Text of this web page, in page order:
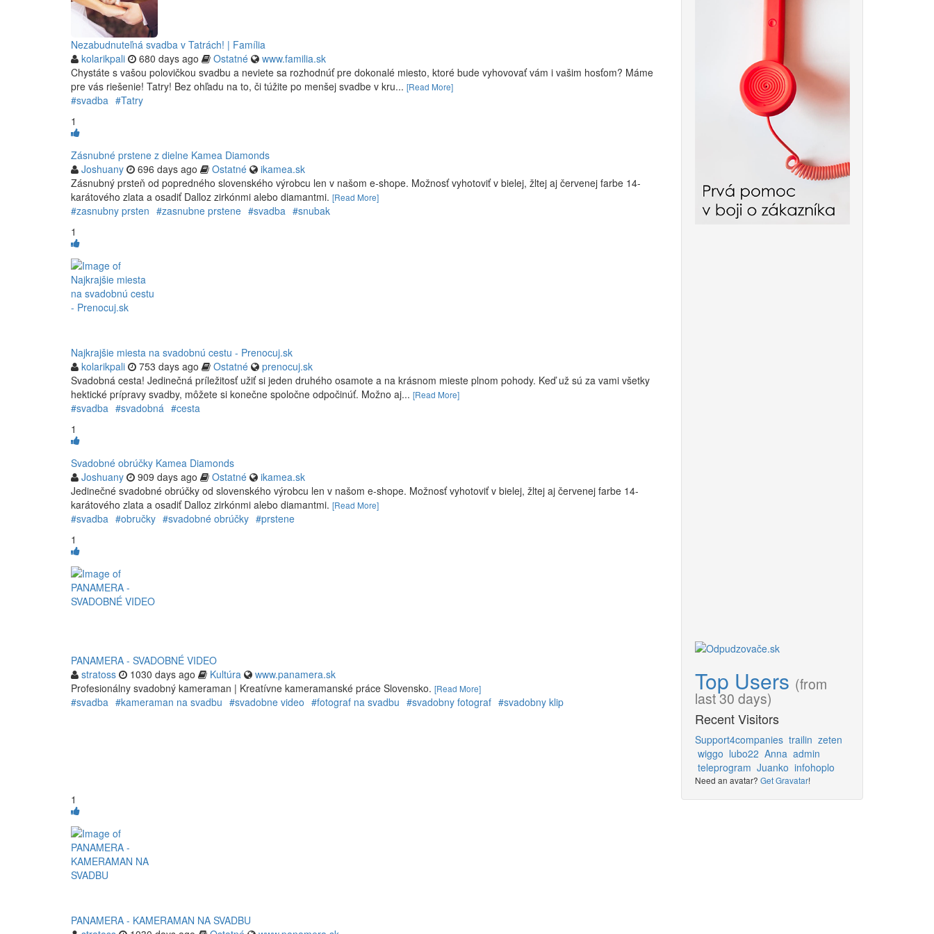
Nezabudnuteľná svadba v Tatrách! | Família
kolarikpali
680 days ago Ostatné
www.familia.sk
Chystáte s vašou polovičkou svadbu a neviete sa rozhodnúť pre dokonalé miesto, ktoré bude vyhovovať vám i vašim hosťom? Máme
pre vás riešenie! Tatry! Bez ohľadu na to, či túžite po menšej svadbe v kru... [Read More]
#svadba #Tatry
1
Zásnubné prstene z dielne Kamea Diamonds
Joshuany
696 days ago Ostatné
ikamea.sk
Zásnubný prsteň od popredného slovenského výrobcu len v našom e-shope. Možnosť vyhotoviť v bielej, žltej aj červenej farbe 14-
karátového zlata a osadiť Dalloz zirkónmi alebo diamantmi. [Read More]
#zasnubny prsten #zasnubne prstene #svadba #snubak
1
Najkrajšie miesta na svadobnú cestu - Prenocuj.sk
kolarikpali
753 days ago Ostatné
prenocuj.sk
Svadobná cesta! Jedinečná príležitosť užiť si jeden druhého osamote a na krásnom mieste plnom pohody. Keď už sú za vami všetky
hektické prípravy svadby, môžete si konečne spoločne odpočinúť. Možno aj... [Read More]
#svadba #svadobná #cesta
1
Svadobné obrúčky Kamea Diamonds
Joshuany
909 days ago Ostatné
ikamea.sk
Jedinečné svadobné obrúčky od slovenského výrobcu len v našom e-shope. Možnosť vyhotoviť v bielej, žltej aj červenej farbe 14-
karátového zlata a osadiť Dalloz zirkónmi alebo diamantmi. [Read More]
#svadba #obručky #svadobné obrúčky #prstene
1
PANAMERA - SVADOBNÉ VIDEO
stratoss
1030 days ago Kultúra
www.panamera.sk
Profesionálny svadobný kameraman | Kreatívne kameramanské práce Slovensko. [Read More]
#svadba #kameraman na svadbu #svadobne video #fotograf na svadbu #svadobny fotograf #svadobny klip
1
PANAMERA - KAMERAMAN NA SVADBU
Top Users (from
last 30 days)
Recent Visitors
Support4companies trailin zeten
wiggo lubo22 Anna admin
teleprogram Juanko infohoplo
Need an avatar? Get Gravatar!